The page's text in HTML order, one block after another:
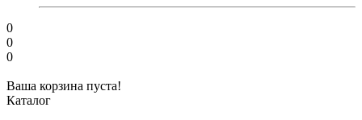
0
0
0
Ваша корзина пуста!
Каталог